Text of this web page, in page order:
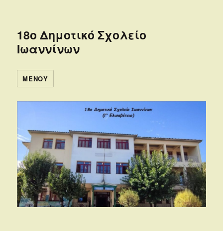
18ο Δημοτικό Σχολείο
Ιωαννίνων
ΜΕΝΟΎ